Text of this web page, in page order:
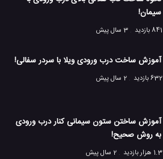
سیمان!
841 بازدید
3 سال پیش
آموزش ساخت درب ورودی ویلا با سردر سفالی!
632 بازدید 2 سال پیش
آموزش ساختن ستون سیمانی کنار درب ورودی
به روش صحیح!
1.3 هزار بازدید
2 سال پیش